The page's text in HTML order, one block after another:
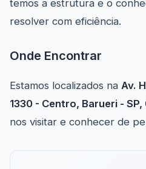
temos a estrutura e o
resolver com eficiência.
Onde Encontrar
Estamos localizados na Av.
1330 - Centro, Barueri -
nos visitar e conhecer de